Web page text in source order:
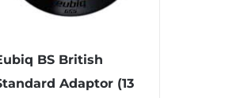
BS British
Adaptor (13